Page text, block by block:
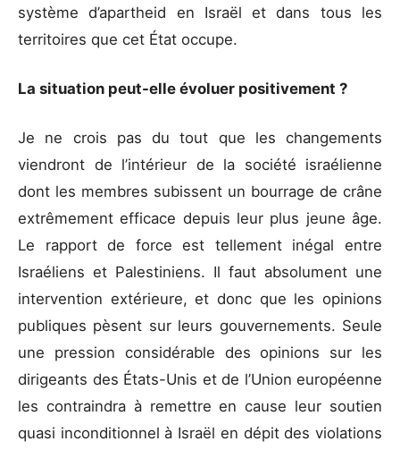
système d’apartheid en Israël et dans tous les
territoires que cet État occupe.
La situation peut-elle évoluer positivement ?
Je ne crois pas du tout que les changements
viendront de l’intérieur de la société israélienne
dont les membres subissent un bourrage de crâne
extrêmement efficace depuis leur plus jeune âge.
Le rapport de force est tellement inégal entre
Israéliens et Palestiniens. Il faut absolument une
intervention extérieure, et donc que les opinions
publiques pèsent sur leurs gouvernements. Seule
une pression considérable des opinions sur les
dirigeants des États-Unis et de l’Union européenne
les contraindra à remettre en cause leur soutien
quasi inconditionnel à Israël en dépit des violations